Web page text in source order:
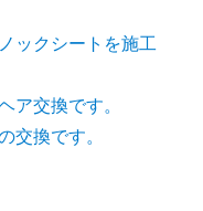
ックシートを施工
ア交換です。
交換です。